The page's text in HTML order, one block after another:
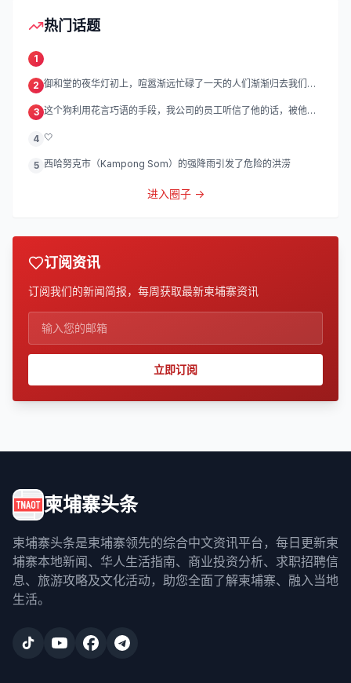
热门话题
1
2 御和堂的夜华灯初上，喧嚣渐远忙碌了一天的人们渐渐归去我们的
3 这个狗利用花言巧语的手段，我公司的员工听信了他的话，被他带
4 🤍
5 西哈努克市（Kampong Som）的强降雨引发了危险的洪涝
进入圈子 →
订阅资讯
订阅我们的新闻简报，每周获取最新柬埔寨资讯
立即订阅
柬埔寨头条
柬埔寨头条是柬埔寨领先的综合中文资讯平台，每日更新柬
埔寨本地新闻、华人生活指南、商业投资分析、求职招聘信
息、旅游攻略及文化活动，助您全面了解柬埔寨、融入当地
生活。